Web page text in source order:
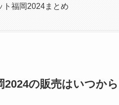
ト福岡2024まとめ
の販売はいつか